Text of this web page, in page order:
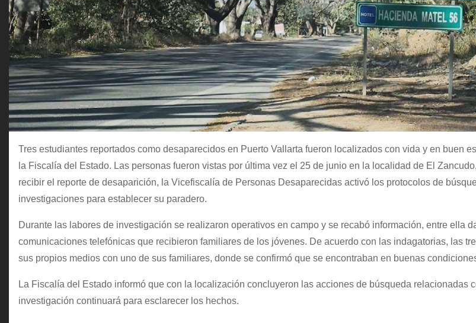
Tres estudiantes reportados como desaparecidos en Puerto Vallarta fueron localizados con vida y en buen
la Fiscalía del Estado. Las personas fueron vistas por última vez el 25 de junio en la localidad de El
recibir el reporte de desaparición, la Vicefiscalía de Personas Desaparecidas activó los protocolos de
investigaciones para establecer su paradero.
Durante las labores de investigación se realizaron operativos en campo y se recabó información, entre ella
comunicaciones telefónicas que recibieron familiares de los jóvenes. De acuerdo con las indagatorias, las
sus propios medios con uno de sus familiares, donde se confirmó que se encontraban en buenas
La Fiscalía del Estado informó que con la localización concluyeron las acciones de búsqueda relacionadas
investigación continuará para esclarecer los hechos.